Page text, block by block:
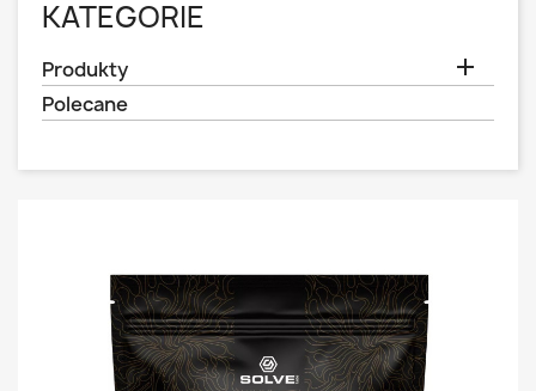
KATEGORIE
Produkty 
Polecane